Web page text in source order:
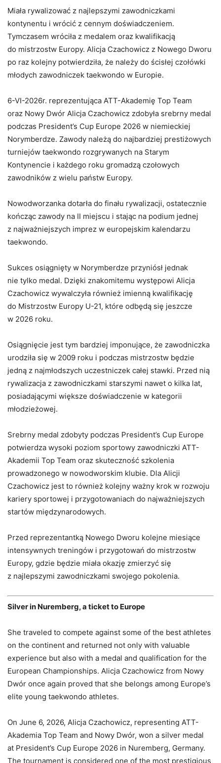
Miała rywalizować z najlepszymi zawodniczkami
kontynentu i wrócić z cennym doświadczeniem.
Tymczasem wróciła z medalem oraz kwalifikacją
do mistrzostw Europy. Alicja Czachowicz z Nowego Dworu
po raz kolejny potwierdziła, że należy do ścisłej czołówki
młodych zawodniczek taekwondo w Europie.
6-VI-2026r. reprezentująca ATT-Akademię Top Team
oraz Nowy Dwór Alicja Czachowicz zdobyła srebrny medal
podczas President’s Cup Europe 2026 w niemieckiej
Norymberdze. Zawody należą do najbardziej prestiżowych
turniejów taekwondo rozgrywanych na Starym
Kontynencie i każdego roku gromadzą czołowych
zawodników z wielu państw Europy.
Nowodworzanka dotarła do finału rywalizacji, ostatecznie
kończąc zawody na II miejscu i stając na podium jednej
z najważniejszych imprez w europejskim kalendarzu
taekwondo.
Sukces osiągnięty w Norymberdze przyniósł jednak
nie tylko medal. Dzięki znakomitemu występowi Alicja
Czachowicz wywalczyła również imienną kwalifikację
do Mistrzostw Europy U-21, które odbędą się jeszcze
w 2026 roku.
Osiągnięcie jest tym bardziej imponujące, że zawodniczka
urodziła się w 2009 roku i podczas mistrzostw będzie
jedną z najmłodszych uczestniczek całej stawki. Przed nią
rywalizacja z zawodniczkami starszymi nawet o kilka lat,
posiadającymi większe doświadczenie w kategorii
młodzieżowej.
Srebrny medal zdobyty podczas President’s Cup Europe
potwierdza wysoki poziom sportowy zawodniczki ATT-
Akademii Top Team oraz skuteczność szkolenia
prowadzonego w nowodworskim klubie. Dla Alicji
Czachowicz jest to również kolejny ważny krok w rozwoju
kariery sportowej i przygotowaniach do najważniejszych
startów międzynarodowych.
Przed reprezentantką Nowego Dworu kolejne miesiące
intensywnych treningów i przygotowań do mistrzostw
Europy, gdzie będzie miała okazję zmierzyć się
z najlepszymi zawodniczkami swojego pokolenia.
Silver in Nuremberg, a ticket to Europe
She traveled to compete against some of the best athletes
on the continent and returned not only with valuable
experience but also with a medal and qualification for the
European Championships. Alicja Czachowicz from Nowy
Dwór once again proved that she belongs among Europe’s
elite young taekwondo athletes.
On June 6, 2026, Alicja Czachowicz, representing ATT-
Akademia Top Team and Nowy Dwór, won a silver medal
at President’s Cup Europe 2026 in Nuremberg, Germany.
The tournament is considered one of the most prestigious